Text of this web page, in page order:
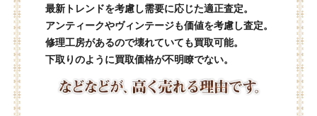
最新トレンドを考慮し需要に応じた適正査定。
アンティークやヴィンテージも価値を考慮し査定。
修理工房があるので壊れていても買取可能。
下取りのように買取価格が不明瞭でない。